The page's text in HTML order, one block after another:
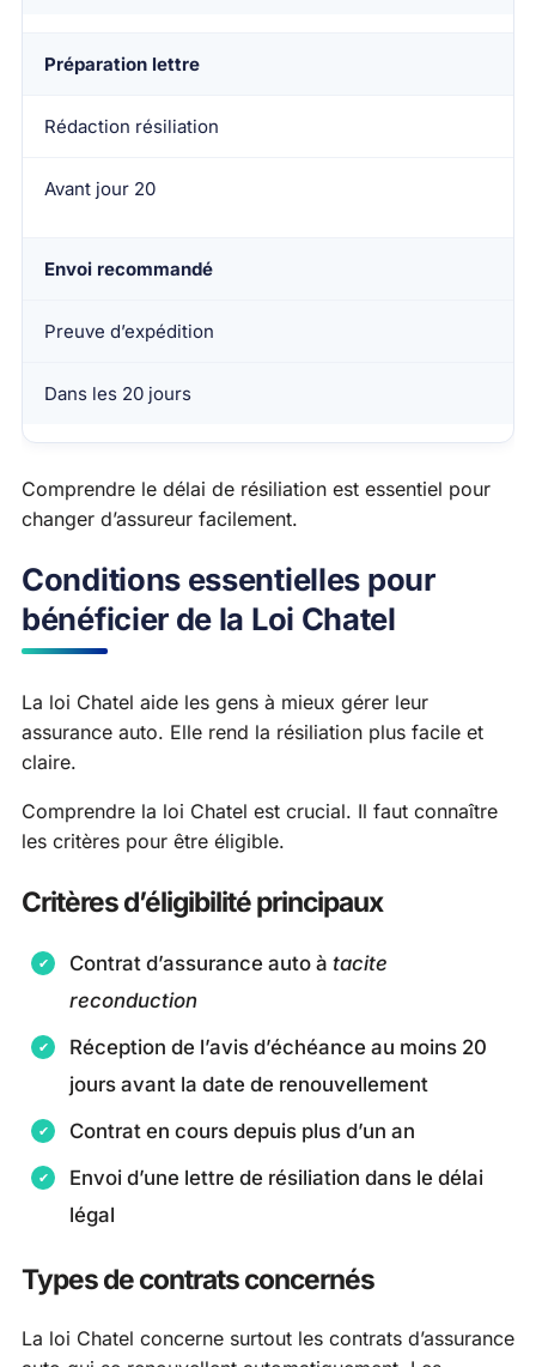
Préparation lettre
Rédaction résiliation
Avant jour 20
Envoi recommandé
Preuve d’expédition
Dans les 20 jours
Comprendre le délai de résiliation est essentiel pour
changer d’assureur facilement.
Conditions essentielles pour
bénéficier de la Loi Chatel
La loi Chatel aide les gens à mieux gérer leur
assurance auto. Elle rend la résiliation plus facile et
claire.
Comprendre la loi Chatel est crucial. Il faut connaître
les critères pour être éligible.
Critères d’éligibilité principaux
Contrat d’assurance auto à tacite
reconduction
Réception de l’avis d’échéance au moins 20
jours avant la date de renouvellement
Contrat en cours depuis plus d’un an
Envoi d’une lettre de résiliation dans le délai
légal
Types de contrats concernés
La loi Chatel concerne surtout les contrats d’assurance